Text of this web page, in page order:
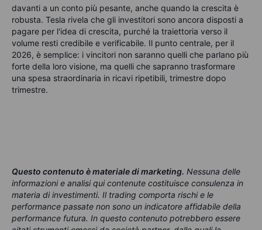
davanti a un conto più pesante, anche quando la crescita è
robusta. Tesla rivela che gli investitori sono ancora disposti a
pagare per l'idea di crescita, purché la traiettoria verso il
volume resti credibile e verificabile. Il punto centrale, per il
2026, è semplice: i vincitori non saranno quelli che parlano più
forte della loro visione, ma quelli che sapranno trasformare
una spesa straordinaria in ricavi ripetibili, trimestre dopo
trimestre.
Questo contenuto è materiale di marketing. Nessuna delle
informazioni e analisi qui contenute costituisce consulenza in
materia di investimenti. Il trading comporta rischi e le
performance passate non sono un indicatore affidabile della
performance futura. In questo contenuto potrebbero essere